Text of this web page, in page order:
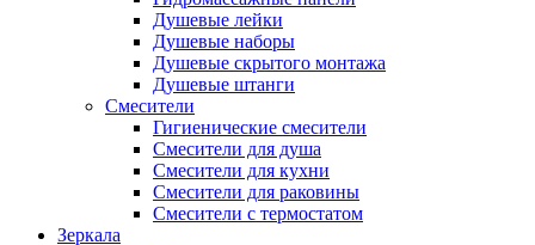
Душевые лейки
Душевые наборы
Душевые скрытого монтажа
Душевые штанги
Смесители
Гигиенические смесители
Смесители для душа
Смесители для кухни
Смесители для раковины
Смесители с термостатом
Зеркала